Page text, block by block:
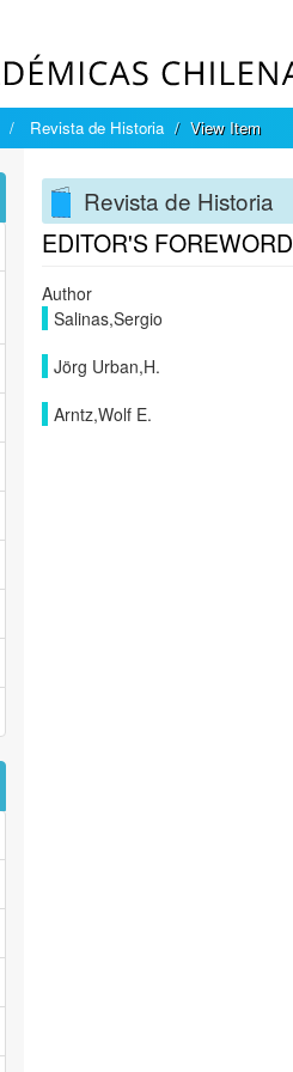
Revista de Historia View Item
Revista de Historia
EDITOR'S FOREWORD
Author
Salinas,Sergio
Jörg Urban,H.
Arntz,Wolf E.